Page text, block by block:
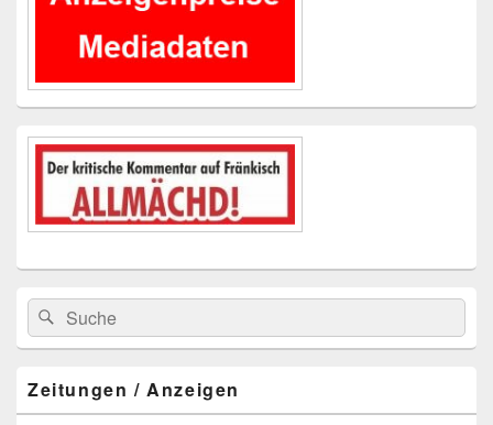
Suchen
nach:
Suchen
Zeitungen / Anzeigen